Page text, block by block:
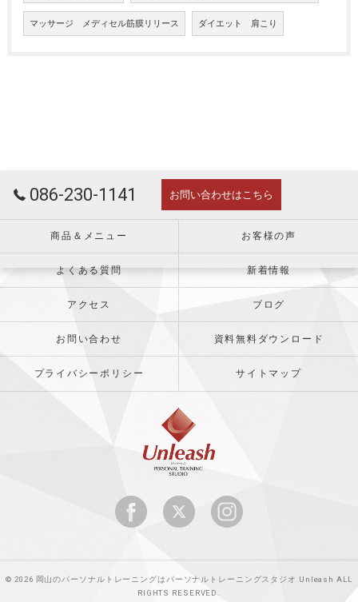
マッサージ メディセル筋膜リリース ダイエット 肩こり
086-230-1141 お問い合わせはこちら
商品＆メニュー お客様の声
よくある質問 新着情報
アクセス ブログ
お問い合わせ 資料無料ダウンロード
プライバシーポリシー サイトマップ
© 2026 岡山のパーソナルトレーニングはパーソナルトレーニングスタジオ Unleash ALL
RIGHTS RESERVED.